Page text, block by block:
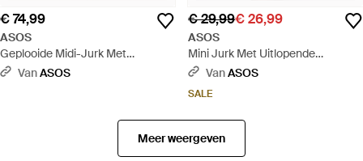
€ 74,99
ASOS
Geplooide Midi-Jurk Met
Gedraaid Detail En Overslag Aan
VanASOS
€ 29,99€ 26,99
ASOS
Mini Jurk Met Uitlopende
Mouwen, Boothals En Uitsnijding
VanASOS
SALE
Meer weergeven